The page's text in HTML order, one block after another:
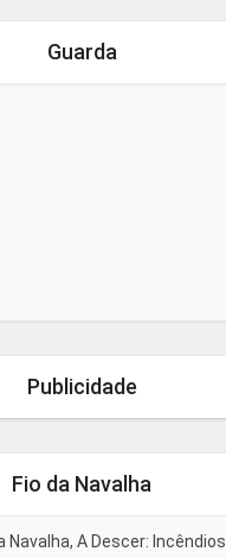
Guarda
Publicidade
Fio da Navalha
Navalha, A Descer: Incêndios